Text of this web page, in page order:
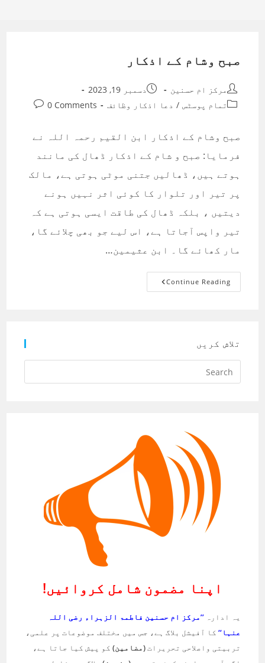
صبح وشام کے اذکار
Post
author:
مرکز ام حسنین
Post
published:
دسمبر 19, 2023
Postتمام پوسٹس / دعا اذکار وظائف
Post
0 Comments
صبح وشام کے اذکار ابن القیم رحمہ اللہ نے
فرمایا: صبح و شام کے اذکار ڈھال کی مانند
ہوتے ہیں، ڈھالیں جتنی موٹی ہوتی ہے، مالک
پر تیر اور تلوار کا کوئی اثر نہیں ہونے
دیتیں ، بلکہ ڈھال کی طاقت ایسی ہوتی ہے کہ
تیر واپس آجاتا ہے، اس لیے جو بھی چلائے گا،
مار کھائے گا۔ ابن عثیمین…
Continue Readingصبح
وشام
تلاش کریں
اپنا مضمون شامل کروائیں!
یہ ادارہ’’مرکز ام حسنین فاطمۃ الزہراء رضی اللہ
عنہا‘‘ کا آفیشل بلاگ ہے، جس میں مختلف موضوعات پر علمی،
تربیتی واصلاحی تحریرات(مضامین) کو پیش کیا جاتا ہے،